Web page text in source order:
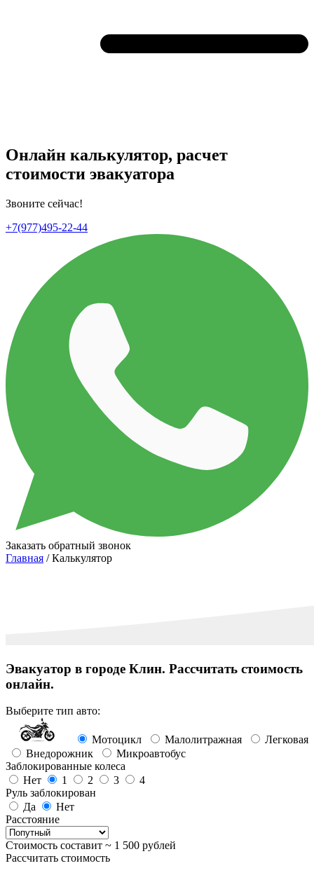
Онлайн калькулятор, расчет
стоимости эвакуатора
Звоните сейчас!
+7(977)495-22-44
Заказать обратный звонок
Главная / Калькулятор
Эвакуатор в городе Клин. Рассчитать стоимость
онлайн.
Выберите тип авто:
Мотоцикл Малолитражная
Легковая
Внедорожник
Микроавтобус
Заблокированные колеса
Нет
1 2 3
4
Руль заблокирован
Да
Нет
Расстояние
Стоимость составит ~ 1 500 рублей
Рассчитать стоимость